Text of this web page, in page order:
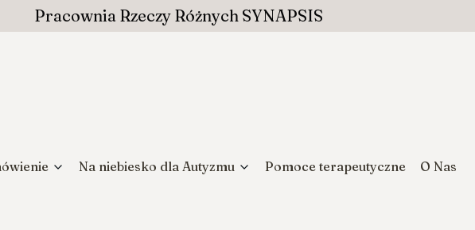
Pracownia Rzeczy Różnych SYNAPSIS
Na niebiesko dla Autyzmu Pomoce terapeutyczne O Nas